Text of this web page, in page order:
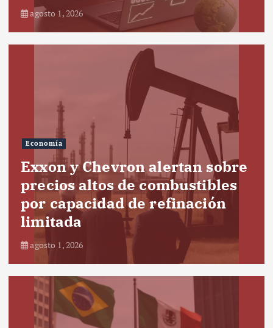
agosto 1, 2026
Economía
Exxon y Chevron alertan sobre
precios altos de combustibles
por capacidad de refinación
limitada
agosto 1, 2026